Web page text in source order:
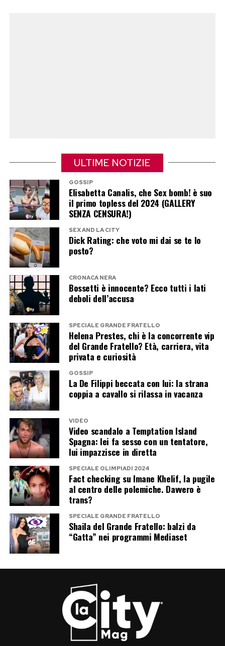
controconsulenza servirebbe a rispondere in
modo puntuale alle obiezioni difensive,
riducendo possibili margini di contestazione
nelle fasi successive del procedimento.
La questione resta tutta scientifica
Uno dei punti centrali del confronto riguarda la
compatibilità tra il piede di Andrea Sempio e la
misura della scarpa individuata attraverso le
impronte repertate sulla scena del delitto. La
difesa sostiene che le dimensioni attuali del
piede renderebbero incompatibile quella
ricostruzione; la Procura ritiene invece che i
rilievi antropometrici effettuati e l’evoluzione
fisica intervenuta in quasi vent’anni consentano
di mantenere aperta l’ipotesi di compatibilità.
La questione resta quindi strettamente tecnica
e dovrà essere affrontata sulla base di dati
scientifici e valutazioni specialistiche. Per
questo, in assenza di comunicazioni ufficiali,
parlare di una nuova misurazione del piede di
Sempio o interpretarla come un segnale di
debolezza dell’accusa rischia di andare oltre gli
elementi oggi disponibili.
Post Views: 450
ULTIME NOTIZIE
GOSSIP
Elisabetta Canalis, che Sex bomb! è suo
il primo topless del 2024 (GALLERY
SENZA CENSURA!)
SEX AND LA CITY
Dick Rating: che voto mi dai se te lo
posto?
CRONACA NERA
Bossetti è innocente? Ecco tutti i lati
deboli dell’accusa
SPECIALE GRANDE FRATELLO
Helena Prestes, chi è la concorrente vip
del Grande Fratello? Età, carriera, vita
privata e curiosità
GOSSIP
La De Filippi beccata con lui: la strana
coppia a cavallo si rilassa in vacanza
VIDEO
Video scandalo a Temptation Island
Spagna: lei fa sesso con un tentatore,
lui impazzisce in diretta
SPECIALE OLIMPIADI 2024
Fact checking su Imane Khelif, la pugile
al centro delle polemiche. Davvero è
trans?
SPECIALE GRANDE FRATELLO
Shaila del Grande Fratello: balzi da
“Gatta” nei programmi Mediaset